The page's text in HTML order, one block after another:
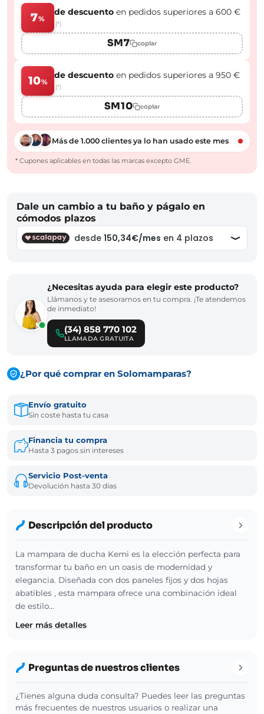
7%
de descuento en pedidos superiores a 600 €
(*)
SM7 copiar
10%
de descuento en pedidos superiores a 950 €
(*)
SM10 copiar
Más de 1.000 clientes ya lo han usado este mes
* Cupones aplicables en todas las marcas excepto GME.
Dale un cambio a tu baño y págalo en
cómodos plazos
¿Necesitas ayuda para elegir este producto?
Llámanos y te asesoramos en tu compra. ¡Te atendemos
de inmediato!
(34) 858 770 102
LLAMADA GRATUITA
¿Por qué comprar en Solomamparas?
Envío gratuito
Sin coste hasta tu casa
Financia tu compra
Hasta 3 pagos sin intereses
Servicio Post-venta
Devolución hasta 30 días
Descripción del producto
La mampara de ducha Kemi es la elección perfecta para
transformar tu baño en un oasis de modernidad y
elegancia. Diseñada con dos paneles fijos y dos hojas
abatibles , esta mampara ofrece una combinación ideal
de estilo…
Leer más detalles
Preguntas de nuestros clientes
¿Tienes alguna duda consulta? Puedes leer las preguntas
más frecuentes de nuestros usuarios o realizar una